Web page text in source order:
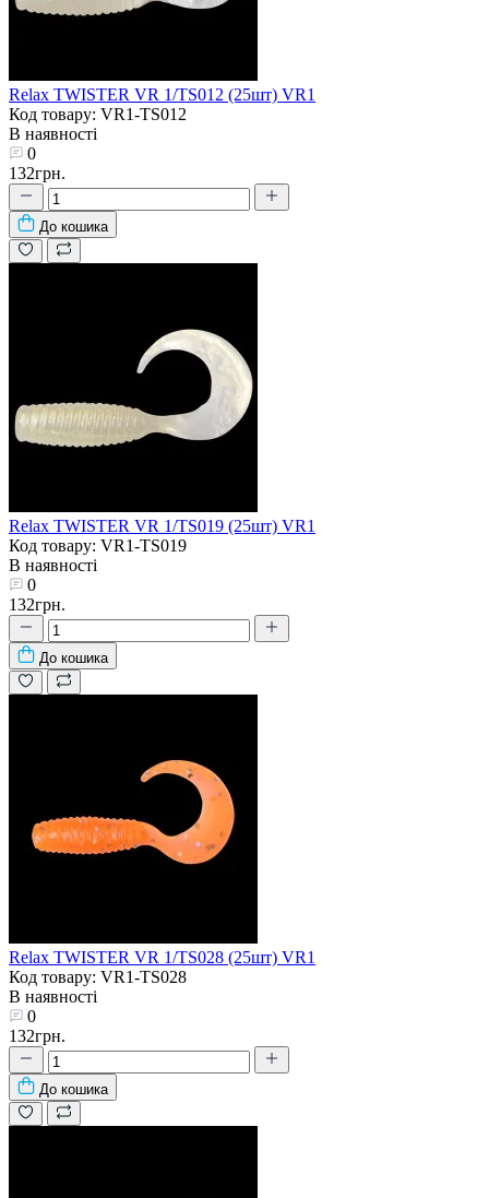
Relax TWISTER VR 1/TS012 (25шт) VR1
Код товару: VR1-TS012
В наявності
0
132грн.
До кошика
Relax TWISTER VR 1/TS019 (25шт) VR1
Код товару: VR1-TS019
В наявності
0
132грн.
До кошика
Relax TWISTER VR 1/TS028 (25шт) VR1
Код товару: VR1-TS028
В наявності
0
132грн.
До кошика